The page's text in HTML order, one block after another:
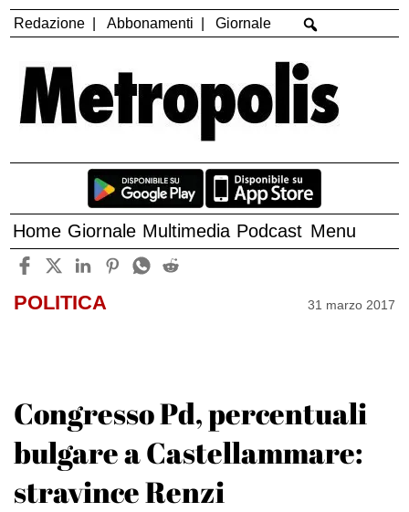
Redazione Abbonamenti Giornale
Home Giornale Multimedia Podcast Menu
POLITICA 31 marzo 2017
Congresso Pd, percentuali
bulgare a Castellammare:
stravince Renzi